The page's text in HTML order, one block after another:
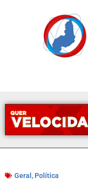
Geral , Política